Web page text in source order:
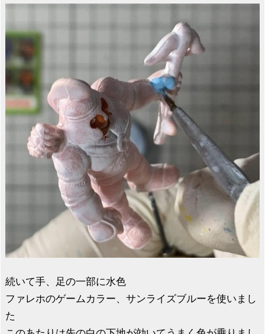
続いて手、足の一部に水色
ファレホのゲームカラー、サンライズブルーを使いまし
た